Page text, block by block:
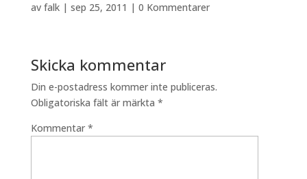
av falk| sep 25, 2011 | 0 Kommentarer
Skicka kommentar
Din e-postadress kommer inte publiceras.
Obligatoriska fält är märkta *
Kommentar *